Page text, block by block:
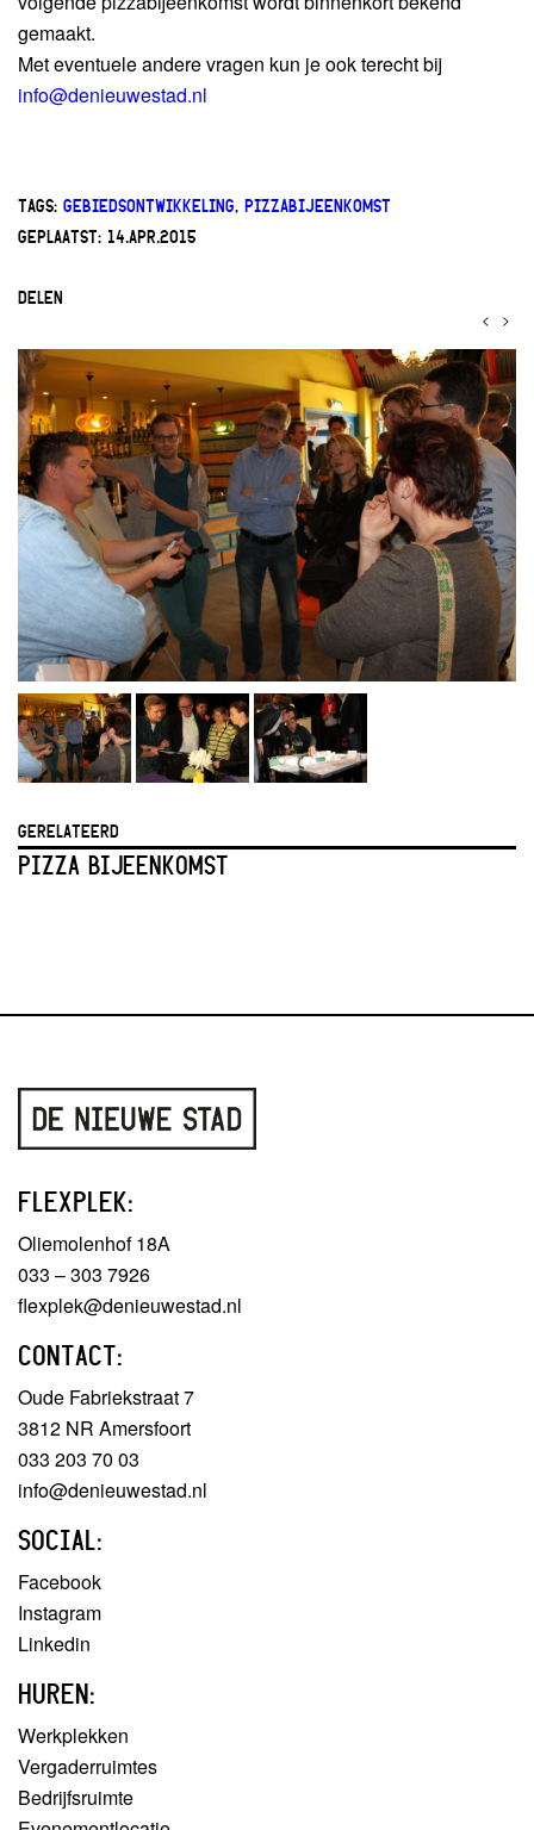
gemaakt.
Met eventuele andere vragen kun je ook terecht bij
info@denieuwestad.nl
TAGS: GEBIEDSONTWIKKELING PIZZABIJEENKOMST
GEPLAATST: 14.APR.2015
DELEN
< >
GERELATEERD
PIZZA BIJEENKOMST
FLEXPLEK:
Oliemolenhof 18A
033 – 303 7926
flexplek@denieuwestad.nl
CONTACT:
Oude Fabriekstraat 7
3812 NR Amersfoort
033 203 70 03
info@denieuwestad.nl
SOCIAL:
Facebook
Instagram
Linkedin
HUREN:
Werkplekken
Vergaderruimtes
Bedrijfsruimte